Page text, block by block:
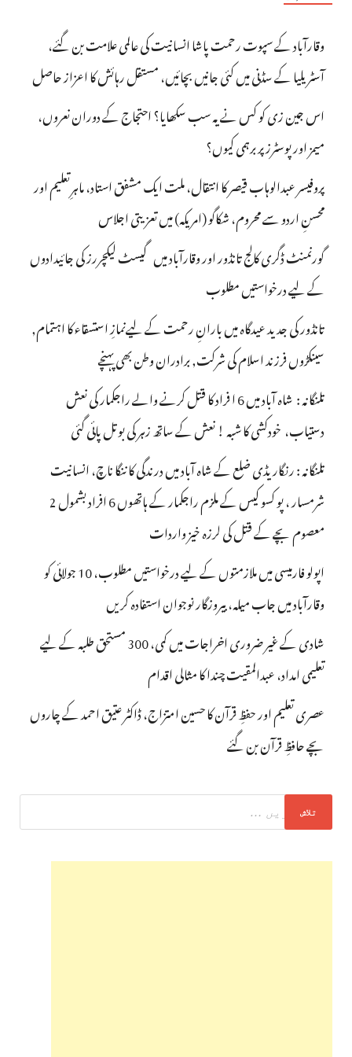
وقارآباد کے سپوت رحمت پاشا انسانیت کی عالمی علامت بن گئے،
آسٹریلیا کے سڈنی میں کئی جانیں بچائیں، مستقل رہائش کا اعزاز حاصل
اس جین زی کو کس نے یہ سب سکھایا؟ احتجاج کے دوران نعروں،
میمز اور پوسٹرز پر برہمی کیوں؟
پروفیسر عبدالوہاب قیصر کا انتقال، ملت ایک مشفق استاد، ماہرِتعلیم اور
محسنِ اردو سے محروم، شکاگو (امریکہ) میں تعزیتی اجلاس
گورنمنٹ ڈگری کالج تانڈور اور وقارآباد میں گیسٹ لیکچررز کی جائیدادوں
کے لیے درخواستیں مطلوب
تانڈور کی جدید عیدگاہ میں بارانِ رحمت کے لیےنمازِ استسقاء کا اہتمام,
سینکڑوں فرزند اسلام کی شرکت, برادران وطن بھی پہنچے
تلنگانہ : شاہ آباد میں 6 ا فراد کا قتل کرنے والے راجکمار کی نعش
دستیاب، خودکشی کا شبہ ! نعش کے ساتھ زہر کی بوتل پائی گئی
تلنگانہ : رنگاریڈی ضلع کے شاہ آباد میں درندگی کا ننگا ناچ، انسانیت
شرمسار ، پو کسو کیس کے ملزم راجکمار کے ہاتھوں 6 افراد بشمول 2
معصوم بچے کے قتل کی لرزہ خیز واردات
اپولو فارمیسی میں ملازمتوں کے لیے درخواستیں مطلوب، 10 جولائی کو
وقارآباد میں جاب میلہ، بیروزگار نوجوان استفادہ کریں
شادی کے غیر ضروری اخراجات میں کمی، 300 مستحق طلبہ کے لیے
تعلیمی امداد، عبدالمقیت چندا کا مثالی اقدام
عصری تعلیم اور حفظِ قرآن کا حسین امتزاج، ڈاکٹر عتیق احمد کے چاروں
بچے حافظِ قرآن بن گئے